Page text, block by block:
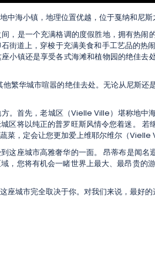
中海小镇，地理位置优越，位于戛纳和尼
，是一个充满格调的度假胜地，拥有热
街道上，穿梭于充满美食和手工艺品的热
小镇还是享受各式海滩和植物园的绝佳
繁华城市喧嚣的绝佳去处。无论从尼斯
。首先，老城区（Vielle Ville）堪称地
区将以纯正的普罗旺斯风情令您着迷。
菜，定会让您更加爱上维耶尔维尔（Vielle
这座城市高雅奢华的一面。 昂蒂布是闻
，您将有机会一睹世界上最大、最昂贵
座城市完全取决于你。对我们来说，最好的